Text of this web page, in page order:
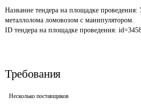
Название тендера на площадке проведения:
металлолома ломовозом с манипулятором.
ID тендера на площадке проведения:
Требования
Несколько поставщиков